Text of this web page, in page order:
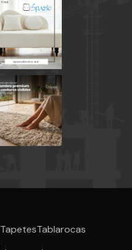
TapetesTablarocas